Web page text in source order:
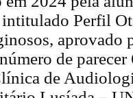
Perfil
aprovado
de
de